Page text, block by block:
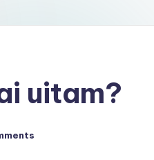
uitam?